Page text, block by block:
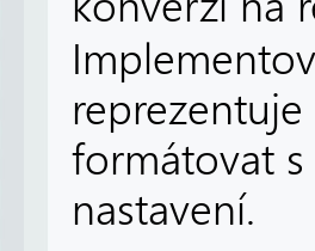
formátovat
nastavení.